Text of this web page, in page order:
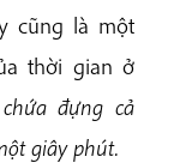
cũng là một
thời gian ở
đựng cả
giây phút.